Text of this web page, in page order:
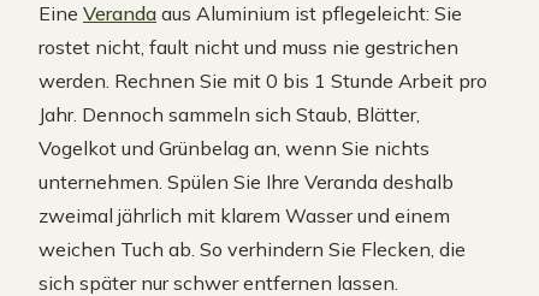
Eine Veranda aus Aluminium ist pflegeleicht: Sie
rostet nicht, fault nicht und muss nie gestrichen
werden. Rechnen Sie mit 0 bis 1 Stunde Arbeit pro
Jahr. Dennoch sammeln sich Staub, Blätter,
Vogelkot und Grünbelag an, wenn Sie nichts
unternehmen. Spülen Sie Ihre Veranda deshalb
zweimal jährlich mit klarem Wasser und einem
weichen Tuch ab. So verhindern Sie Flecken, die
sich später nur schwer entfernen lassen.